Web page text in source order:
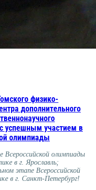
физико-
дополнительного
успешным участием в
олимпиады
Всероссийской олимпиады
в г. Ярославль;
этапе Всероссийской
в г. Санкт-Петербург!